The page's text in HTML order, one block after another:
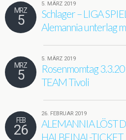
MRZ
5
5. MÄRZ 2019
Schlager – LIGA
Alemannia unterlag
MRZ
5
5. MÄRZ 2019
Rosenmomtag
TEAM Tivoli
FEB
26
26. FEBRUAR 2019
ALEMANNIA LÖST
HALBFINAL-TICKET